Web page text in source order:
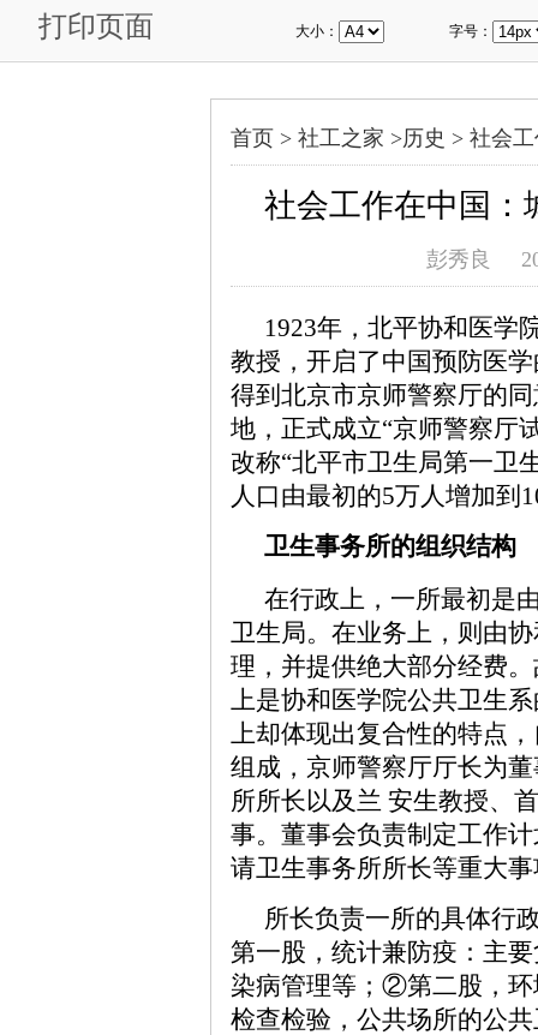
打印页面 大小： 字号：
首页 > 社工之家 >历史 > 社会
社会工作在中国：
彭秀良
1923年，北平协和医学
教授，开启了中国预防医
得到北京市京师警察厅的
地，正式成立“京师警察厅
改称“北平市卫生局第一卫
人口由最初的5万人增加到
卫生事务所的组织结构
在行政上，一所最初是
卫生局。在业务上，则由
理，并提供绝大部分经费
上是协和医学院公共卫生
上却体现出复合性的特点
组成，京师警察厅厅长为
所所长以及兰 安生教授、
事。董事会负责制定工作
请卫生事务所所长等重大
所长负责一所的具体行
第一股，统计兼防疫：主
染病管理等；②第二股，
检查检验，公共场所的公